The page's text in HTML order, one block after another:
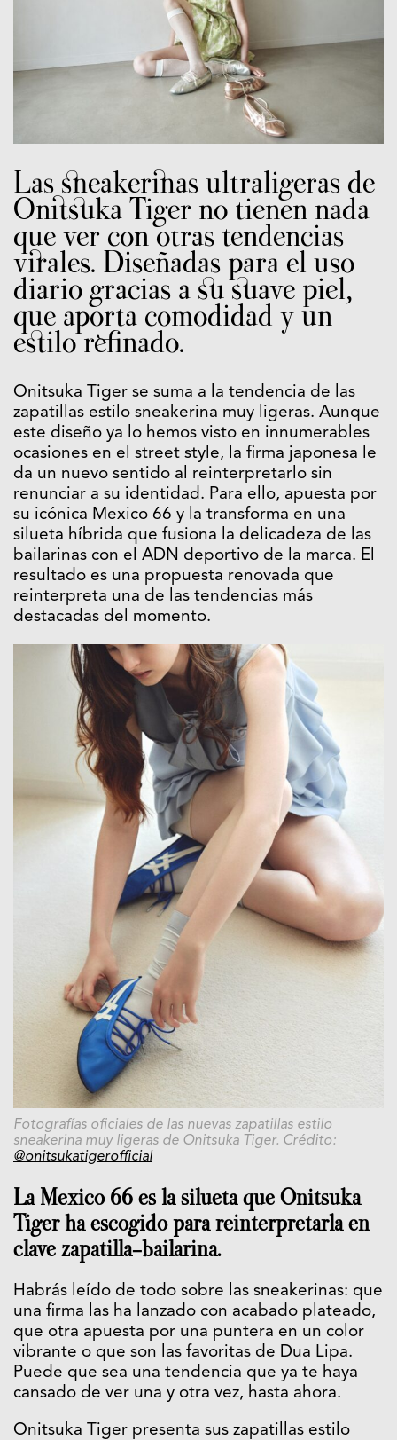
Las sneakerinas ultraligeras de
Onitsuka Tiger no tienen nada
que ver con otras tendencias
virales. Diseñadas para el uso
diario gracias a su suave piel,
que aporta comodidad y un
estilo refinado.
Onitsuka Tiger se suma a la tendencia de las
zapatillas estilo sneakerina muy ligeras. Aunque
este diseño ya lo hemos visto en innumerables
ocasiones en el street style, la firma japonesa le
da un nuevo sentido al reinterpretarlo sin
renunciar a su identidad. Para ello, apuesta por
su icónica Mexico 66 y la transforma en una
silueta híbrida que fusiona la delicadeza de las
bailarinas con el ADN deportivo de la marca. El
resultado es una propuesta renovada que
reinterpreta una de las tendencias más
destacadas del momento.
Fotografías oficiales de las nuevas zapatillas estilo
sneakerina muy ligeras de Onitsuka Tiger. Crédito:
@onitsukatigerofficial
La Mexico 66 es la silueta que Onitsuka
Tiger ha escogido para reinterpretarla en
clave zapatilla-bailarina.
Habrás leído de todo sobre las sneakerinas: que
una firma las ha lanzado con acabado plateado,
que otra apuesta por una puntera en un color
vibrante o que son las favoritas de Dua Lipa.
Puede que sea una tendencia que ya te haya
cansado de ver una y otra vez, hasta ahora.
Onitsuka Tiger presenta sus zapatillas estilo